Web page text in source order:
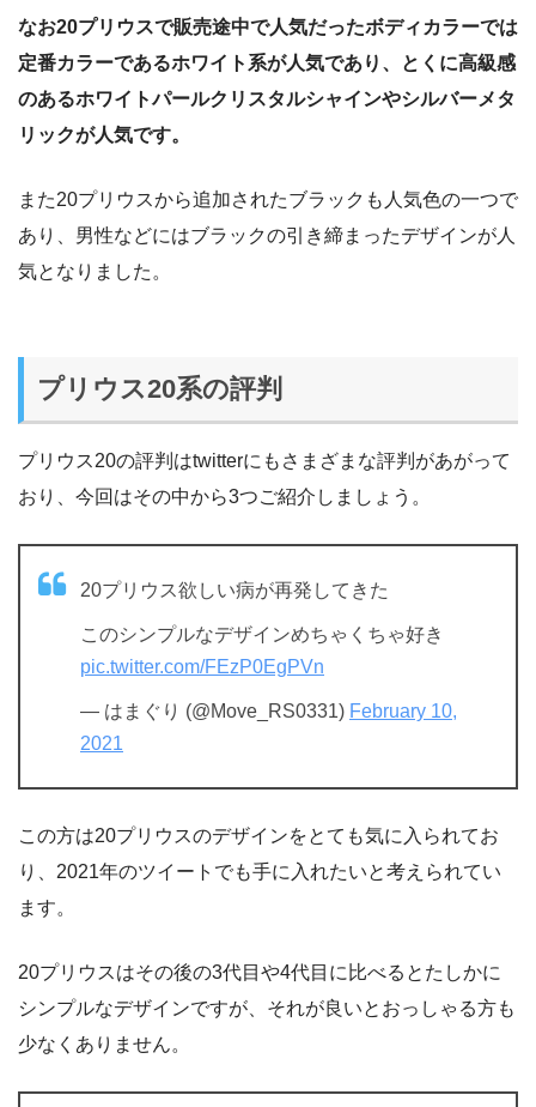
なお20プリウスで販売途中で人気だったボディカラーでは
定番カラーであるホワイト系が人気であり、とくに高級感
のあるホワイトパールクリスタルシャインやシルバーメタ
リックが人気です。
また20プリウスから追加されたブラックも人気色の一つで
あり、男性などにはブラックの引き締まったデザインが人
気となりました。
プリウス20系の評判
プリウス20の評判はtwitterにもさまざまな評判があがって
おり、今回はその中から3つご紹介しましょう。
20プリウス欲しい病が再発してきた
このシンプルなデザインめちゃくちゃ好き
pic.twitter.com/FEzP0EgPVn
— はまぐり (@Move_RS0331) February 10,
2021
この方は20プリウスのデザインをとても気に入られてお
り、2021年のツイートでも手に入れたいと考えられてい
ます。
20プリウスはその後の3代目や4代目に比べるとたしかに
シンプルなデザインですが、それが良いとおっしゃる方も
少なくありません。